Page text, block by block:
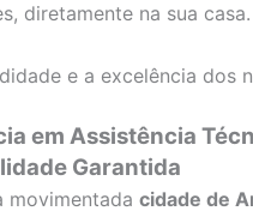
diretamente na sua casa.
e a excelência dos
em Assistência
Garantida
movimentada cidade de